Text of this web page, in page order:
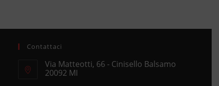
Contattaci
Via Matteotti, 66 - Cinisello Balsamo
20092 MI